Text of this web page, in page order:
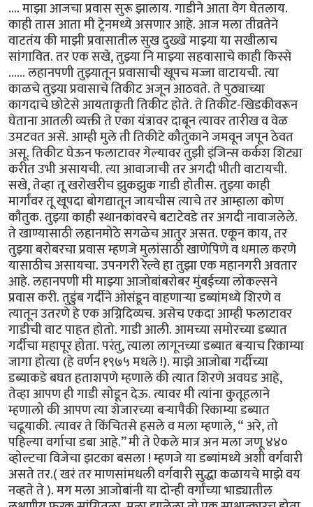
.... माझा आजचा प्रवास सुरू झालाय. गाडीने आता वेग घेतलाय.
काही तास आता मी ट्रेनमध्ये असणार आहे. आज मला तीव्रतेने
वाटतंय की माझी प्रवासातील सुख दुख्खे माझ्या या सखीलाच
सांगावित. तर एक सखे, तुझ्या नि माझ्या सहवासाचे काही किस्से
...... लहानपणी तुझ्यातून प्रवासाची खूपच मज्जा वाटायची. त्या
काळचे तुझ्या प्रवासाचे तिकीट अजून आठवते. ते पुठ्याच्या
कागदाचे छोटेसे आयताकृती तिकीट होते. ते तिकीट-खिडकीवरून
घेताना आतली व्यक्ती ते एका यंत्रावर दाबून त्यावर तारीख व वेळ
उमटवत असे. आम्ही मुले ती तिकीटे कौतुकाने जमवून जपून ठेवत
असू. तिकीट घेऊन फलाटावर गेल्यावर तुझी इंजिन्स कर्कश शिट्या
करीत उभी असायची. त्या आवाजाची तर अगदी भीती वाटायची.
सखे, तेव्हा तू खरोखरीच झुकझुक गाडी होतीस. तुझ्या काही
मार्गांवर तू खूपदा बोगद्यातून जायचीस त्याचे तर आम्हाला कोण
कौतुक. तुझ्या काही स्थानकांवरचे बटाटेवडे तर अगदी नावाजलेले.
ते खाण्यासाठी लहानमोठे सगळेच आतुर असत. एकून काय, तर
तुझ्या बरोबरचा प्रवास म्हणजे मुलांसाठी खाणेपिणे व धमाल करणे
यासाठीच असायचा. उपनगरी रेल्वे हा तुझा एक महानगरी अवतार
आहे. लहानपणी मी माझ्या आजोबांबरोबर मुंबईच्या लोकल्सने
प्रवास करी. तुडुंब गर्दीने ओसंडून वाहणाऱ्या डब्यांमध्ये शिरणे व
त्यातून उतरणे हे एक अग्निदिव्यच. असेच एकदा आम्ही फलाटावर
गाडीची वाट पाहत होतो. गाडी आली. आमच्या समोरच्या डब्यात
गर्दीचा महापूर होता. परंतु, त्याला लागूनच्या डब्यात बऱ्याच रिकाम्या
जागा होत्या (हे वर्णन १९७५ मधले !). माझे आजोबा गर्दीच्या
डब्याकडे बघत हताशपणे म्हणाले की त्यात शिरणे अवघड आहे,
तेव्हा आपण ही गाडी सोडून देऊ. त्यावर मी त्यांना कुतूहलाने
म्हणालो की आपण त्या शेजारच्या बऱ्यापैकी रिकाम्या डब्यात
चढूयाकी. त्यावर ते किंचितसे हसले व मला म्हणाले, “ अरे, तो
पहिल्या वर्गाचा डबा आहे.’’ मी ते ऐकले मात्र अन मला जणू ४४०
व्होल्टचा विजेचा झटका बसला ! म्हणजे या डब्यांमध्ये अशी वर्गवारी
असते तर.( खरं तर माणसांमधली वर्गवारी सुद्धा कळायचे माझे वय
नव्हते ते ). मग मला आजोबांनी या दोन्ही वर्गांच्या भाड्यातील